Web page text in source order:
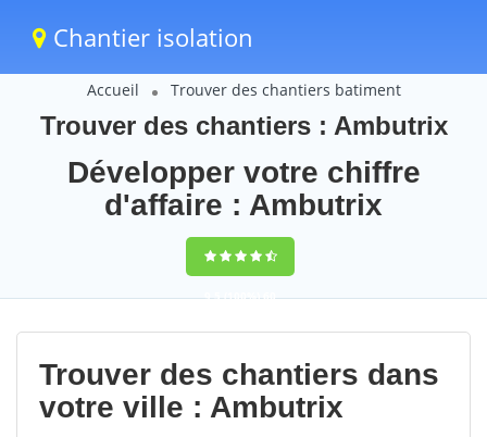
Chantier isolation
Accueil Trouver des chantiers batiment
Trouver des chantiers : Ambutrix
Développer votre chiffre
d'affaire : Ambutrix
9,5(100%)60
votes
Trouver des chantiers dans
votre ville : Ambutrix